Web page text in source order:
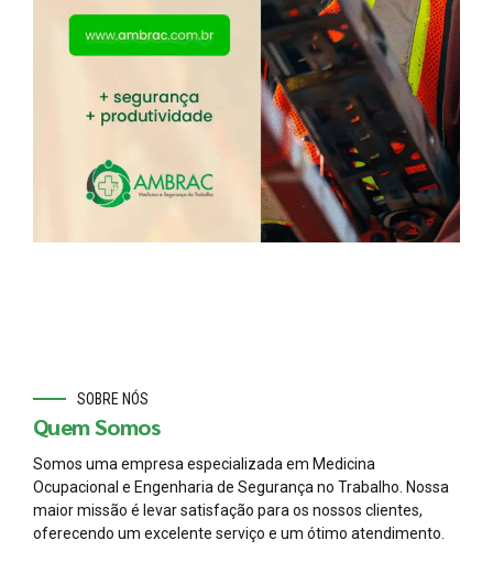
SOBRE NÓS
Quem Somos
Somos uma empresa especializada em Medicina
Ocupacional e Engenharia de Segurança no Trabalho. Nossa
maior missão é levar satisfação para os nossos clientes,
oferecendo um excelente serviço e um ótimo atendimento.